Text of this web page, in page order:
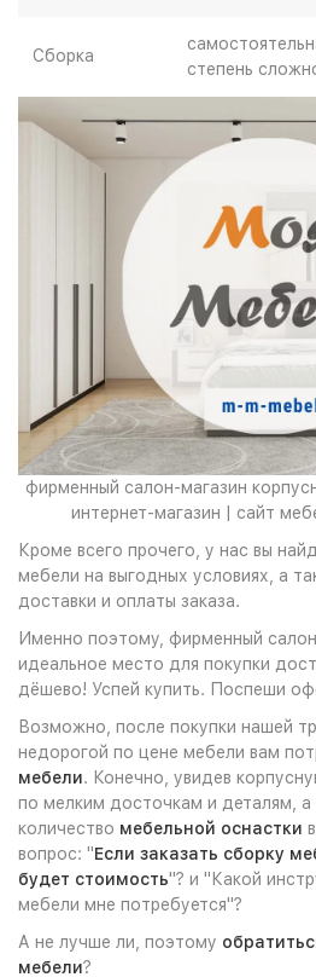
Сборка
степень
фирменный салон-магазин
интернет-магазин | сайт
Кроме всего прочего, у нас вы
мебели на выгодных условиях, а
доставки и оплаты заказа.
Именно поэтому, фирменный
идеальное место для покупки
дёшево! Успей купить. Поспеши
Возможно, после покупки нашей
недорогой по цене мебели вам
мебели. Конечно, увидев
по мелким досточкам и деталям,
количество мебельной оснастки
вопрос: "Если заказать сборку
будет стоимость"? и "Какой
мебели мне потребуется"?
А не лучше ли, поэтому
мебели?